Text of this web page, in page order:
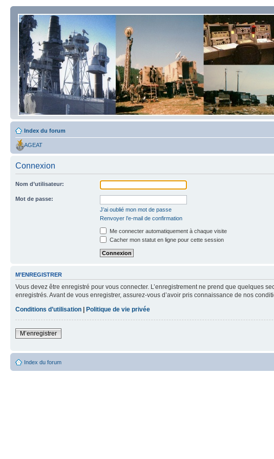
Index du forum
AGEAT
Connexion
Nom d’utilisateur:
Mot de passe:
J’ai oublié mon mot de passe
Renvoyer l’e-mail de confirmation
Me connecter automatiquement à chaque visite
Cacher mon statut en ligne pour cette session
M’ENREGISTRER
Vous devez être enregistré pour vous connecter. L’enregistrement ne prend que quelques
enregistrés. Avant de vous enregistrer, assurez-vous d’avoir pris connaissance de nos
Conditions d’utilisation | Politique de vie privée
M’enregistrer
Index du forum